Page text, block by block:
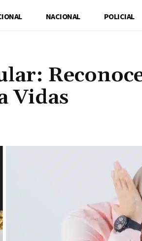
NACIONAL POLICIAL
Vidas